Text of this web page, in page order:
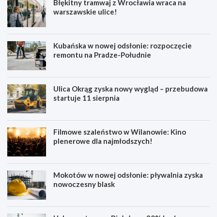
Błękitny tramwaj z Wrocławia wraca na
warszawskie ulice!
Kubańska w nowej odsłonie: rozpoczęcie
remontu na Pradze-Południe
Ulica Okrąg zyska nowy wygląd – przebudowa
startuje 11 sierpnia
Filmowe szaleństwo w Wilanowie: Kino
plenerowe dla najmłodszych!
Mokotów w nowej odsłonie: pływalnia zyska
nowoczesny blask